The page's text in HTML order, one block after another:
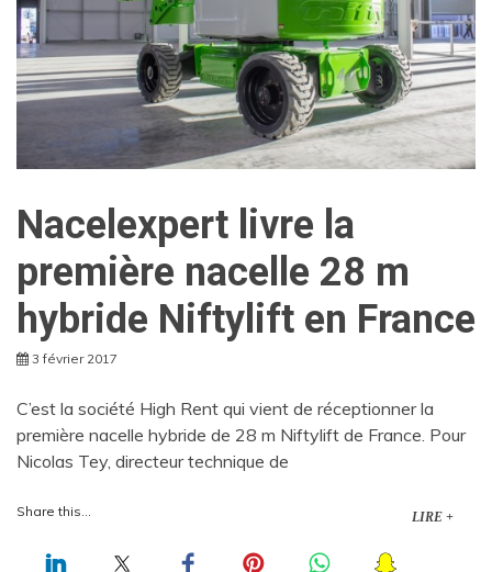
Nacelexpert livre la
première nacelle 28 m
hybride Niftylift en France
3 février 2017
C’est la société High Rent qui vient de réceptionner la
première nacelle hybride de 28 m Niftylift de France. Pour
Nicolas Tey, directeur technique de
Share this... LIRE +